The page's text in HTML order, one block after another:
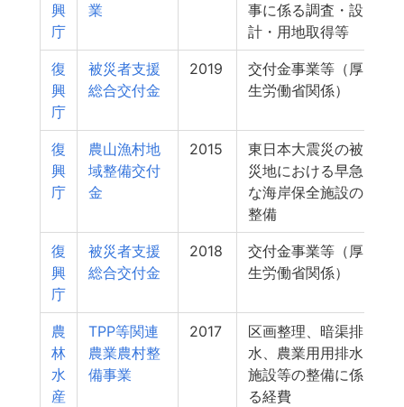
興
庁
業
事に係る調査・設
計・用地取得等
復
興
庁
被災者支援
総合交付金
2019
交付金事業等（厚
生労働省関係）
復
興
庁
農山漁村地
域整備交付
金
2015
東日本大震災の被
災地における早急
な海岸保全施設の
整備
復
興
庁
被災者支援
総合交付金
2018
交付金事業等（厚
生労働省関係）
農
林
水
産
TPP等関連
農業農村整
備事業
2017
区画整理、暗渠排
水、農業用用排水
施設等の整備に係
る経費